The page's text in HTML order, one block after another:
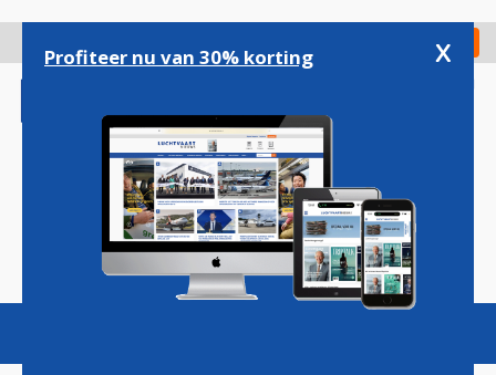
gaan
Check in
Magazine Podcasts Vacatures
Profiteer nu van 30% korting x